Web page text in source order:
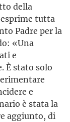
della
esprime tutta
Padre per la
«Una
e
È stato solo
e
è stata la
aggiunto, di